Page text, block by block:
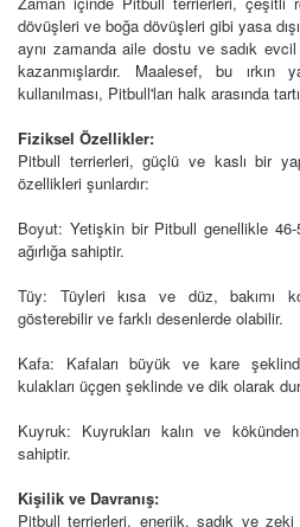
dövüşleri ve boğa dövüşleri gibi yasa
aynı zamanda aile dostu ve sadık
kazanmışlardır. Maalesef, bu ırkın
kullanılması, Pitbull'ları halk arasında
Fiziksel Özellikler:
Pitbull terrierleri, güçlü ve kaslı bir
özellikleri şunlardır:
Boyut: Yetişkin bir Pitbull genellikle
ağırlığa sahiptir.
Tüy: Tüyleri kısa ve düz, bakımı
gösterebilir ve farklı desenlerde olabilir.
Kafa: Kafaları büyük ve kare
kulakları üçgen şeklinde ve dik olarak
Kuyruk: Kuyrukları kalın ve
sahiptir.
Kişilik ve Davranış:
Pitbull terrierleri, enerjik, sadık ve